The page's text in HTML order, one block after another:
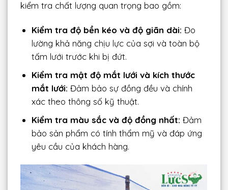
kiểm tra chất lượng quan trọng bao gồm:
Kiểm tra độ bền kéo và độ giãn dài: Đo
lường khả năng chịu lực của sợi và toàn bộ
tấm lưới trước khi bị đứt.
Kiểm tra mật độ mắt lưới và kích thước
mắt lưới: Đảm bảo sự đồng đều và chính
xác theo thông số kỹ thuật.
Kiểm tra màu sắc và độ đồng nhất: Đảm
bảo sản phẩm có tính thẩm mỹ và đáp ứng
yêu cầu của khách hàng.